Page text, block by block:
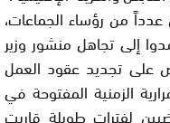
كشف أيضا في صفحته 13 ، أن عدداً من رؤساء الجماعات،
إلى تجاهل منشور وزير
2009، الذي ينص على تجديد عقود العمل
الزمنية المفتوحة في
لفترات طويلة قاربت